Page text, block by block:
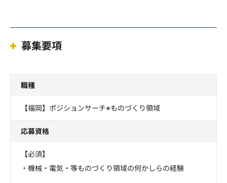
募集要項
職種
【福岡】ポジションサーチ※ものづくり領域
応募資格
【必須】
・機械・電気・等ものづくり領域の何かしらの経験